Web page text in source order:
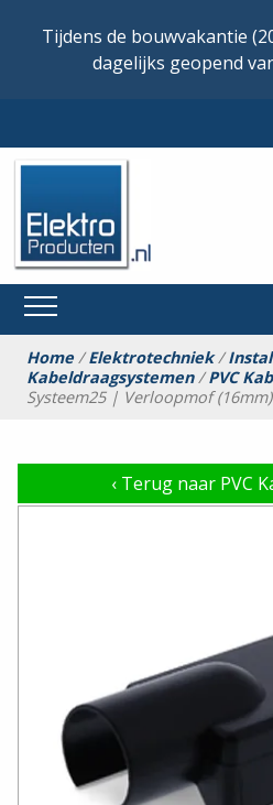
Tijdens de bouwvakantie
dagelijks geopend
Home/Elektrotechniek/
Kabeldraagsystemen/PVC
Systeem25 | Verloopmof
‹Terug naar PVC